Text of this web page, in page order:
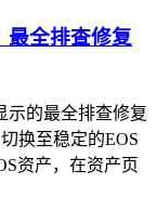
最全排查修复
示的最全排查修复
换至稳定的EOS
资产，在资产页